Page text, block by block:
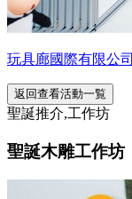
玩具廊國際有限公司
返回查看活動一覧
聖誕推介,工作坊
聖誕木雕工作坊